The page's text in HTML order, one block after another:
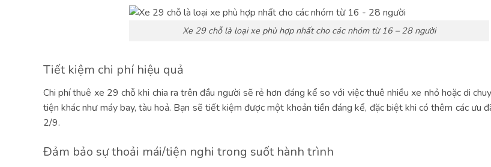
Xe 29 chỗ là loại xe phù hợp nhất cho các nhóm từ 16 – 28 người
Tiết kiệm chi phí hiệu quả
Chi phí thuê xe 29 chỗ khi chia ra trên đầu người sẽ rẻ hơn đáng kể so với việc thuê nhiều xe nhỏ hoặc di
tiện khác như máy bay, tàu hoả. Bạn sẽ tiết kiệm được một khoản tiền đáng kể, đặc biệt khi có thêm các ưu
2/9.
Đảm bảo sự thoải mái/tiện nghi trong suốt hành trình